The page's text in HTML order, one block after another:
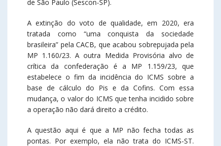
de São Paulo (Sescon-SP).
A extinção do voto de qualidade, em 2020, era
tratada como “uma conquista da sociedade
brasileira” pela CACB, que acabou sobrepujada pela
MP 1.160/23. A outra Medida Provisória alvo de
crítica da confederação é a MP 1.159/23, que
estabelece o fim da incidência do ICMS sobre a
base de cálculo do Pis e da Cofins. Com essa
mudança, o valor do ICMS que tenha incidido sobre
a operação não dará direito a crédito.
A questão aqui é que a MP não fecha todas as
pontas. Por exemplo, ela não trata do ICMS-ST.